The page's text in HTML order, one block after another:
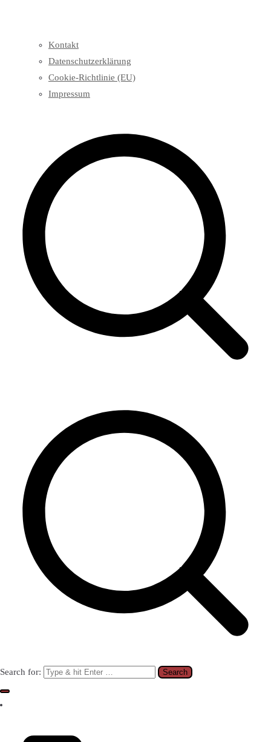
Kontakt
Datenschutzerklärung
Cookie-Richtlinie (EU)
Impressum
Search for: